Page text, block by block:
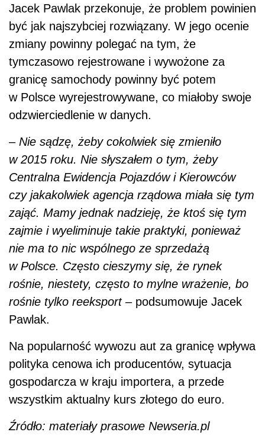
Jacek Pawlak przekonuje, że problem powinien
być jak najszybciej rozwiązany. W jego ocenie
zmiany powinny polegać na tym, że
tymczasowo rejestrowane i wywożone za
granicę samochody powinny być potem
w Polsce wyrejestrowywane, co miałoby swoje
odzwierciedlenie w danych.
– Nie sądzę, żeby cokolwiek się zmieniło
w 2015 roku. Nie słyszałem o tym, żeby
Centralna Ewidencja Pojazdów i Kierowców
czy jakakolwiek agencja rządowa miała się tym
zająć. Mamy jednak nadzieję, że ktoś się tym
zajmie i wyeliminuje takie praktyki, ponieważ
nie ma to nic wspólnego ze sprzedażą
w Polsce. Często cieszymy się, że rynek
rośnie, niestety, często to mylne wrażenie, bo
rośnie tylko reeksport – podsumowuje Jacek
Pawlak.
Na popularność wywozu aut za granicę wpływa
polityka cenowa ich producentów, sytuacja
gospodarcza w kraju importera, a przede
wszystkim aktualny kurs złotego do euro.
Źródło: materiały prasowe Newseria.pl